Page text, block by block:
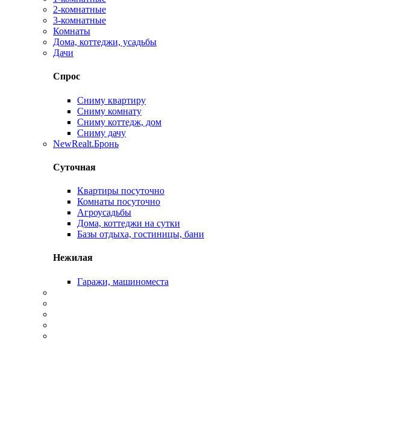
2-комнатные
3-комнатные
Комнаты
Дома, коттеджи, усадьбы
Дачи
Спрос
Сниму квартиру
Сниму комнату
Сниму коттедж, дом
Сниму дачу
NewRealt.Бронь
Суточная
Квартиры посуточно
Комнаты посуточно
Агроусадьбы
Дома, коттеджи на сутки
Базы отдыха, гостиницы, бани
Нежилая
Гаражи, машиноместа